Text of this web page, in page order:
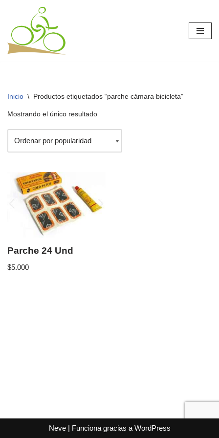
Saltar
al
contenido
Inicio \ Productos etiquetados “parche cámara bicicleta”
Mostrando el único resultado
Parche 24 Und
$5.000
Neve| Funciona gracias a WordPress